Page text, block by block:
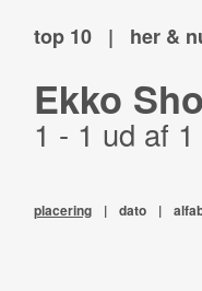
top 10 | her &
Ekko
1 - 1 ud af
placering | dato |